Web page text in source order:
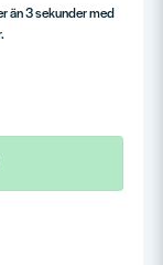
än 3 sekunder med